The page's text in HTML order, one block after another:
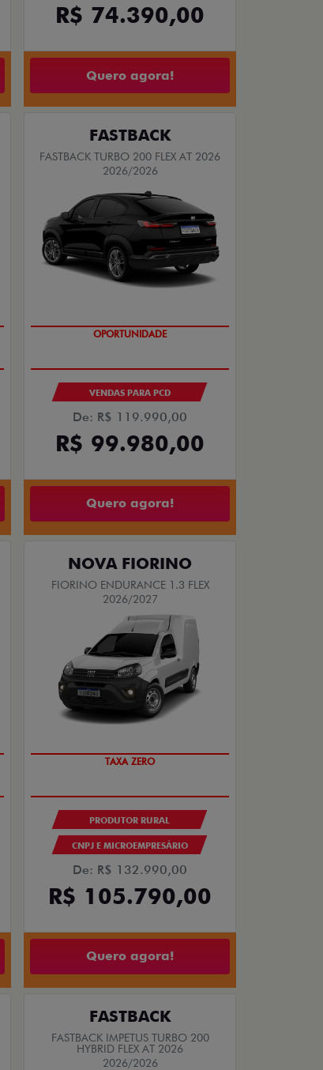
R$ 74.390,00
Quero agora!
FASTBACK
FASTBACK TURBO 200 FLEX AT 2026
2026/2026
OPORTUNIDADE
VENDAS PARA PCD
De: R$ 119.990,00
R$ 99.980,00
Quero agora!
NOVA FIORINO
FIORINO ENDURANCE 1.3 FLEX
2026/2027
TAXA ZERO
PRODUTOR RURAL
CNPJ E MICROEMPRESÁRIO
De: R$ 132.990,00
R$ 105.790,00
Quero agora!
FASTBACK
FASTBACK IMPETUS TURBO 200
HYBRID FLEX AT 2026
2026/2026